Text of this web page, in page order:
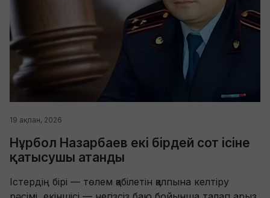
19 ақпан, 2026
Нұрбол Назарбаев екі бірдей сот ісіне
қатысушы атанды
Істердің бірі — төлем қабілетін қалпына келтіру